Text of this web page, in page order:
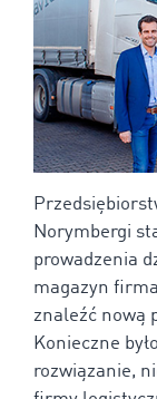
Norymbergi
prowadzenia
magazyn
znaleźć nową
Konieczne
rozwiązanie,